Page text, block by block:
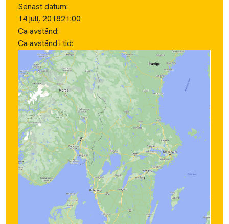
Senast datum:
14 juli, 201821:00
Ca avstånd:
Ca avstånd i tid: